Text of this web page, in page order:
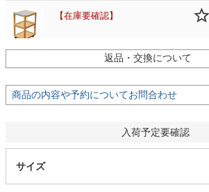
マット在庫要確認
Brown＆Gray/7000789
在庫要確認
返品・交換について
商品の内容や予約についてお問合わせ
入荷予定要確認
サイズ